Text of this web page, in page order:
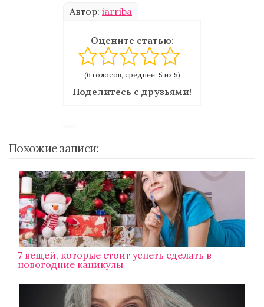
Автор: iarriba
Оцените статью:
(6 голосов, среднее: 5 из 5)
Поделитесь с друзьями!
Похожие записи:
7 вещей, которые стоит успеть сделать в
новогодние каникулы